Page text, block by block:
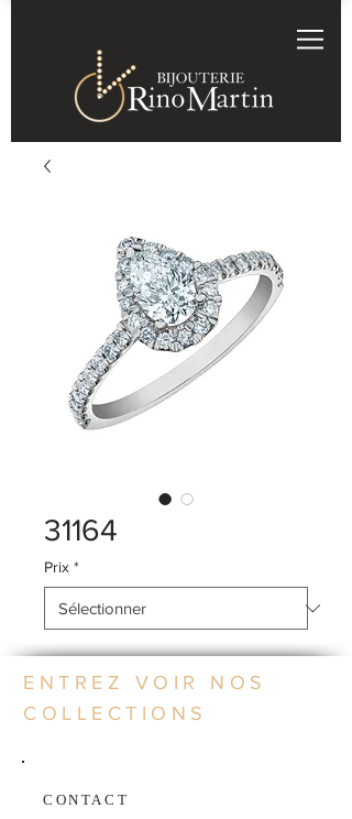
31164
Prix *
ENTREZ VOIR NOS
COLLECTIONS
CONTACT